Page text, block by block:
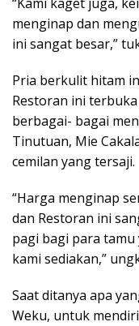
menginap dan
ini sangat besar,”
Pria berkulit hitam
Restoran ini
berbagai- bagai
Tinutuan, Mie
cemilan yang tersaji.
“Harga menginap
dan Restoran ini
pagi bagi para
kami sediakan,”
Saat ditanya apa
Weku, untuk